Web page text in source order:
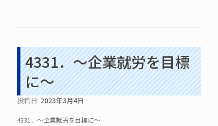
4331．～企業就労を目標
に～
投稿日: 2023年3月4日
4331．～企業就労を目標に～